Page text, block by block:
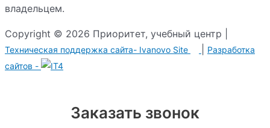
владельцем.
Copyright © 2026 Приоритет, учебный центр |
Техническая поддержка сайта- Ivanovo Site |
Разработка сайтов -
Заказать звонок